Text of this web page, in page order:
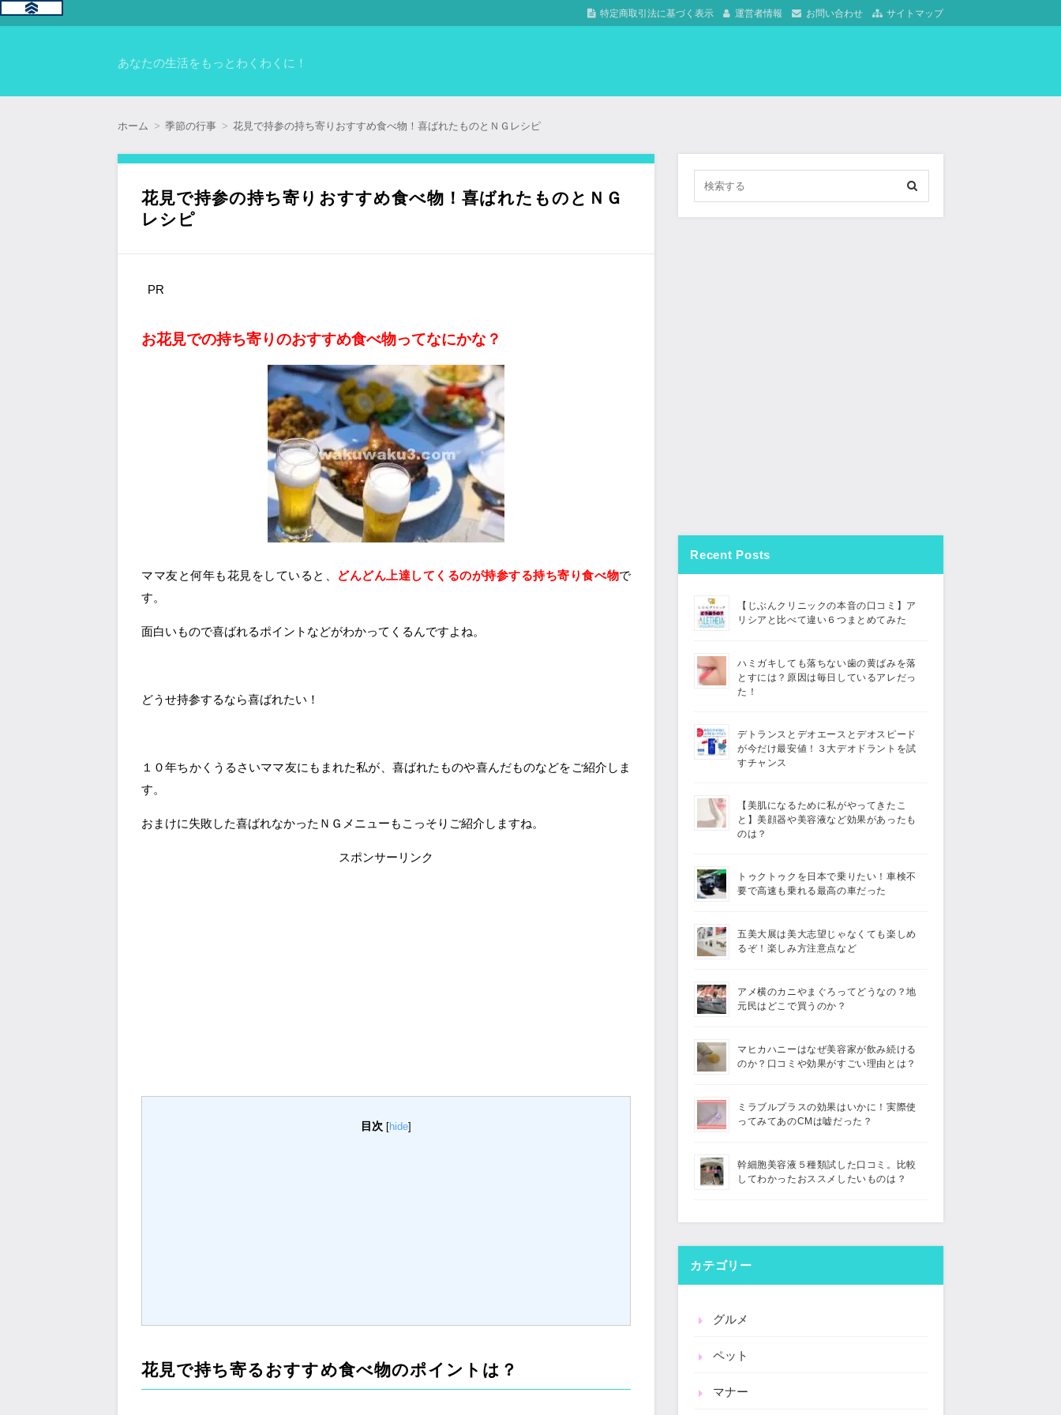
特定商取引法に基づく表示 運営者情報 お問い合わせ サイトマップ
あなたの生活をもっとわくわくに！
ホーム 季節の行事 花見で持参の持ち寄りおすすめ食べ物！喜ばれたものとＮＧレシピ
花見で持参の持ち寄りおすすめ食べ物！喜ばれたものとＮＧ
レシピ
PR
お花見での持ち寄りのおすすめ食べ物ってなにかな？
ママ友と何年も花見をしていると、 どんどん上達してくるのが持参する持ち寄り食べ物で
す。
面白いもので喜ばれるポイントなどがわかってくるんですよね。
どうせ持参するなら喜ばれたい！
１０年ちかくうるさいママ友にもまれた私が、喜ばれたものや喜んだものなどをご紹介しま
す。
おまけに失敗した喜ばれなかったＮＧメニューもこっそりご紹介しますね。
スポンサーリンク
目次 [hide]
花見で持ち寄るおすすめ食べ物のポイントは？
Recent Posts
【じぶんクリニックの本音の口コミ】ア
リシアと比べて違い６つまとめてみた
ハミガキしても落ちない歯の黄ばみを落
とすには？原因は毎日しているアレだっ
た！
デトランスとデオエースとデオスピード
が今だけ最安値！３大デオドラントを試
すチャンス
【美肌になるために私がやってきたこ
と】美顔器や美容液など効果があったも
のは？
トゥクトゥクを日本で乗りたい！車検不
要で高速も乗れる最高の車だった
五美大展は美大志望じゃなくても楽しめ
るぞ！楽しみ方注意点など
アメ横のカニやまぐろってどうなの？地
元民はどこで買うのか？
マヒカハニーはなぜ美容家が飲み続ける
のか？口コミや効果がすごい理由とは？
ミラブルプラスの効果はいかに！実際使
ってみてあのCMは嘘だった？
幹細胞美容液５種類試した口コミ。比較
してわかったおススメしたいものは？
カテゴリー
グルメ
ペット
マナー